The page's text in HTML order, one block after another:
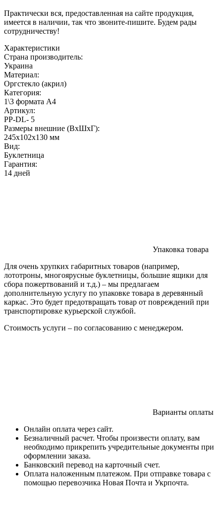
Практически вся, предоставленная на сайте продукция,
имеется в наличии, так что звоните-пишите. Будем рады
сотрудничеству!
Характеристики
Страна производитель:
Украина
Материал:
Оргстекло (акрил)
Категория:
1\3 формата А4
Артикул:
PP-DL- 5
Размеры внешние (ВхШхГ):
245х102х130 мм
Вид:
Буклетница
Гарантия:
14 дней
Упаковка товара
Для очень хрупких габаритных товаров (например,
лототроны, многоярусные буклетницы, большие ящики для
сбора пожертвований и т.д.) – мы предлагаем
дополнительную услугу по упаковке товара в деревянный
каркас. Это будет предотвращать товар от повреждений при
транспортировке курьерской службой.
Стоимость услуги – по согласованию с менеджером.
Варианты оплаты
Онлайн оплата через сайт.
Безналичный расчет. Чтобы произвести оплату, вам
необходимо прикрепить учредительные документы при
оформлении заказа.
Банковский перевод на карточный счет.
Оплата наложенным платежом. При отправке товара с
помощью перевозчика Новая Почта и Укрпочта.